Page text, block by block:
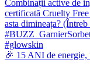
🎉 15 ANI de energie,